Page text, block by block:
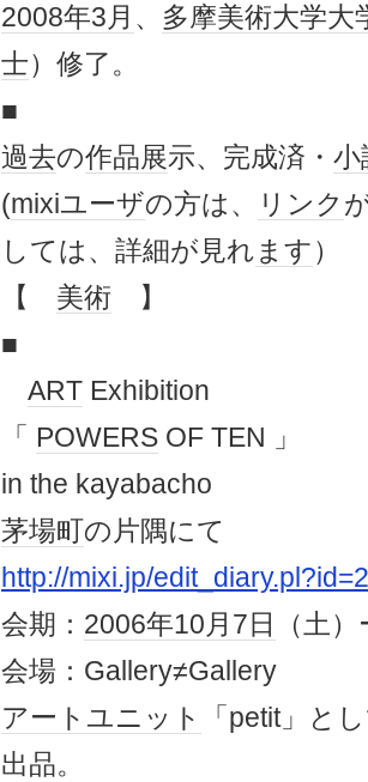
2008年3月 、 多摩美術大学大
士）修了。
■
過去の作品展示、完成済・ 小
(mixiユーザの方は、 リンク
しては、詳細が見れます）
【 美術 】
■
ART Exhibition
「 POWERS OF TEN 」
in the kayabacho
茅場町の片隅にて
http://mixi.jp/
会期： 2006年10月7日
（土）
会場：Gallery≠Gallery
アート ユニット
「petit」と
出品。